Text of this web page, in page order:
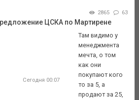
2865 63
ЦСКА по Мартирене
Сегодня 00:07
Там видимо у
менеджмента
мечта, о том
как они
покупают кого
то за 5, а
продают за 25,